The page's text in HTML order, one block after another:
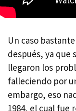
Un caso
después, ya que
llegaron los
falleciendo por
embargo, eso
1984, el cual fue